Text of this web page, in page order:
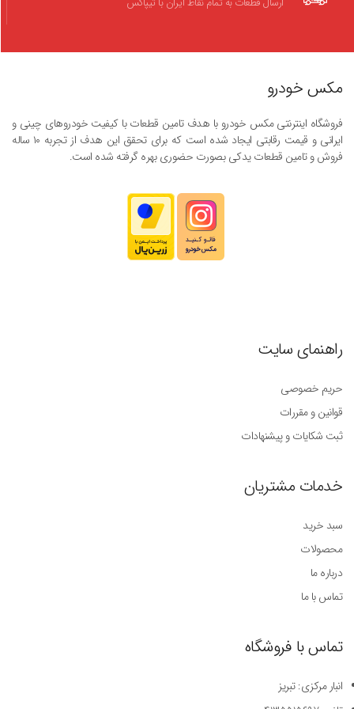
مکس خودرو
فروشگاه اینترنتی مکس خودرو با هدف تامین قطعات با کیفیت خودروهای چینی و
ایرانی و قیمت رقابتی ایجاد شده است که برای تحقق این هدف از تجربه ۱۰ ساله
فروش و تامین قطعات یدکی بصورت حضوری بهره گرفته شده است.
راهنمای سایت
حریم خصوصی
قوانین و مقررات
ثبت شکایات و پیشنهادات
خدمات مشتریان
سبد خرید
محصولات
درباره ما
تماس با ما
تماس با فروشگاه
انبار مرکزی: تبریز